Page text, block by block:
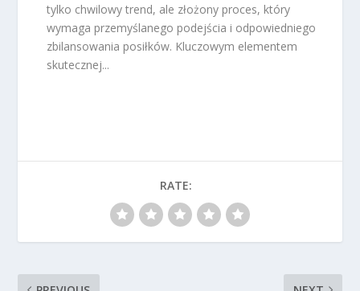
tylko chwilowy trend, ale złożony proces, który
wymaga przemyślanego podejścia i odpowiedniego
zbilansowania posiłków. Kluczowym elementem
skutecznej...
RATE: